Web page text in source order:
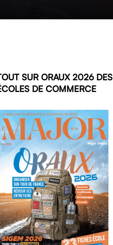
SUR ORAUX 2026 DES
DE COMMERCE